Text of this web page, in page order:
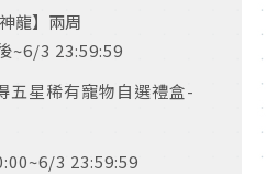
龍】兩周
~6/3 23:59:59
五星稀有寵物自選禮盒-
3 23:59:59